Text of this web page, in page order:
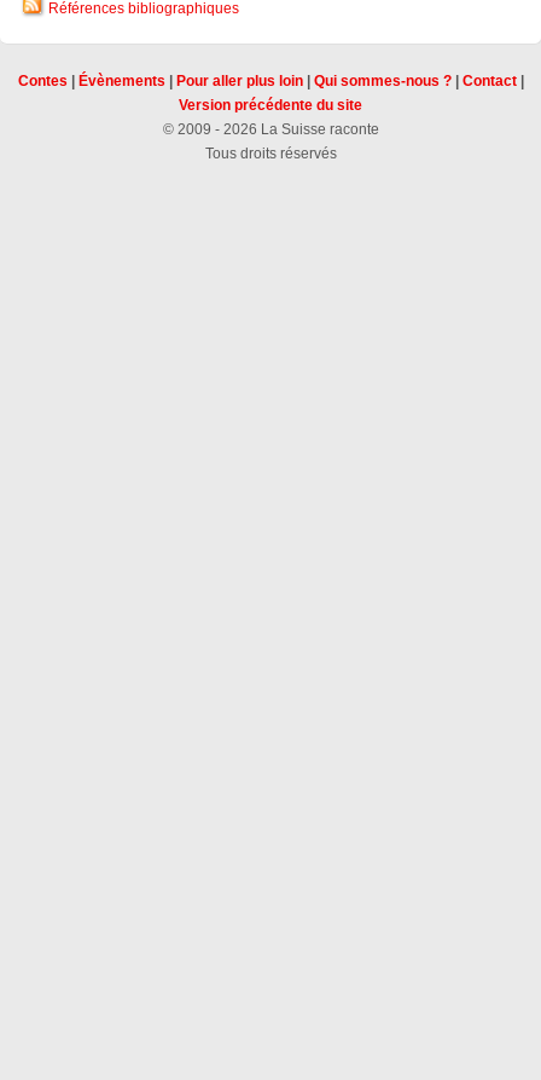
Références bibliographiques
Contes Évènements Pour aller plus loin| Qui sommes-nous ?| Contact|
Version précédente du site
© 2009 - 2026 La Suisse raconte
Tous droits réservés